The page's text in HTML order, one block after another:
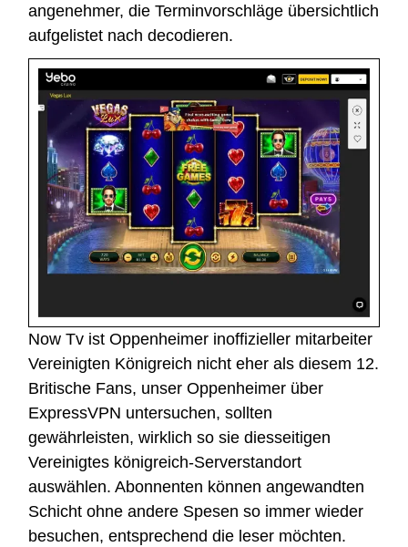
angenehmer, die Terminvorschläge übersichtlich
aufgelistet nach decodieren.
Now Tv ist Oppenheimer inoffizieller mitarbeiter
Vereinigten Königreich nicht eher als diesem 12.
Britische Fans, unser Oppenheimer über
ExpressVPN untersuchen, sollten
gewährleisten, wirklich so sie diesseitigen
Vereinigtes königreich-Serverstandort
auswählen. Abonnenten können angewandten
Schicht ohne andere Spesen so immer wieder
besuchen, entsprechend die leser möchten.